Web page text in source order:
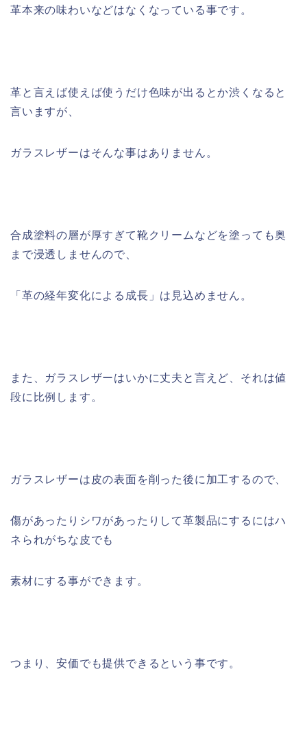
革本来の味わいなどはなくなっている事です。
革と言えば使えば使うだけ色味が出るとか渋くなると
言いますが、
ガラスレザーはそんな事はありません。
合成塗料の層が厚すぎて靴クリームなどを塗っても奥
まで浸透しませんので、
「革の経年変化による成長」は見込めません。
また、ガラスレザーはいかに丈夫と言えど、それは値
段に比例します。
ガラスレザーは皮の表面を削った後に加工するので、
傷があったりシワがあったりして革製品にするにはハ
ネられがちな皮でも
素材にする事ができます。
つまり、安価でも提供できるという事です。